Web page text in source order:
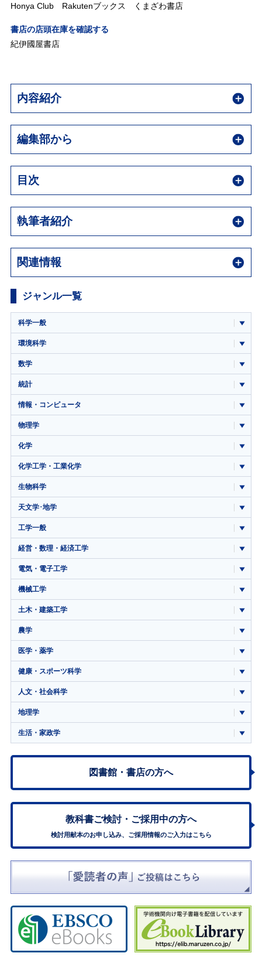
Honya Club
Rakutenブックス くまざわ書店
書店の店頭在庫を確認する
紀伊國屋書店
内容紹介
編集部から
目次
執筆者紹介
関連情報
ジャンル一覧
科学一般
環境科学
数学
統計
情報・コンピュータ
物理学
化学
化学工学・工業化学
生物科学
天文学･地学
工学一般
経営・数理・経済工学
電気・電子工学
機械工学
土木・建築工学
農学
医学・薬学
健康・スポーツ科学
人文・社会科学
地理学
生活・家政学
図書館・書店の方へ
教科書ご検討・ ご採用中の方へ
検討用献本のお申し込み、ご採用情報のご入力はこちら